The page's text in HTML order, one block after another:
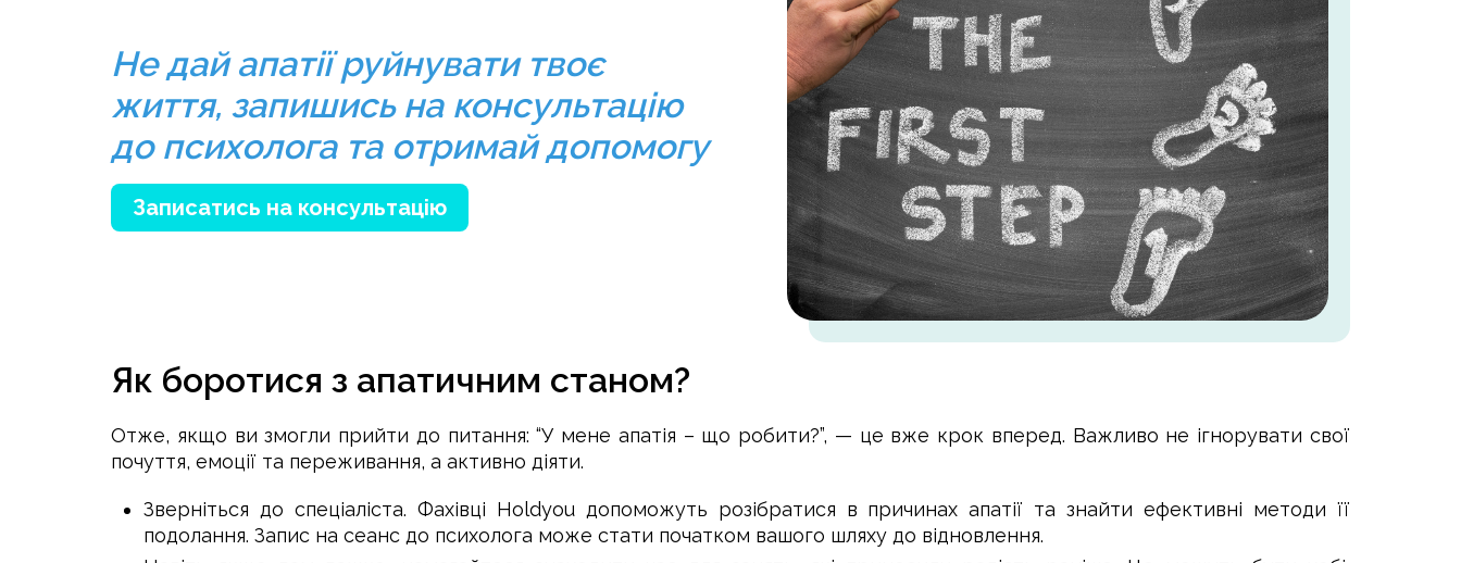
Не дай апатії руйнувати твоє
життя, запишись на консультацію
до психолога та отримай допомогу
Записатись на консультацію
Як боротися з апатичним станом?
Отже, якщо ви змогли прийти до питання: “У мене апатія – що робити?”, — це вже крок вперед. Важливо не ігнорувати свої
почуття, емоції та переживання, а активно діяти.
Зверніться до спеціаліста. Фахівці Holdyou допоможуть розібратися в причинах апатії та знайти ефективні методи її
подолання. Запис на сеанс до психолога може стати початком вашого шляху до відновлення.